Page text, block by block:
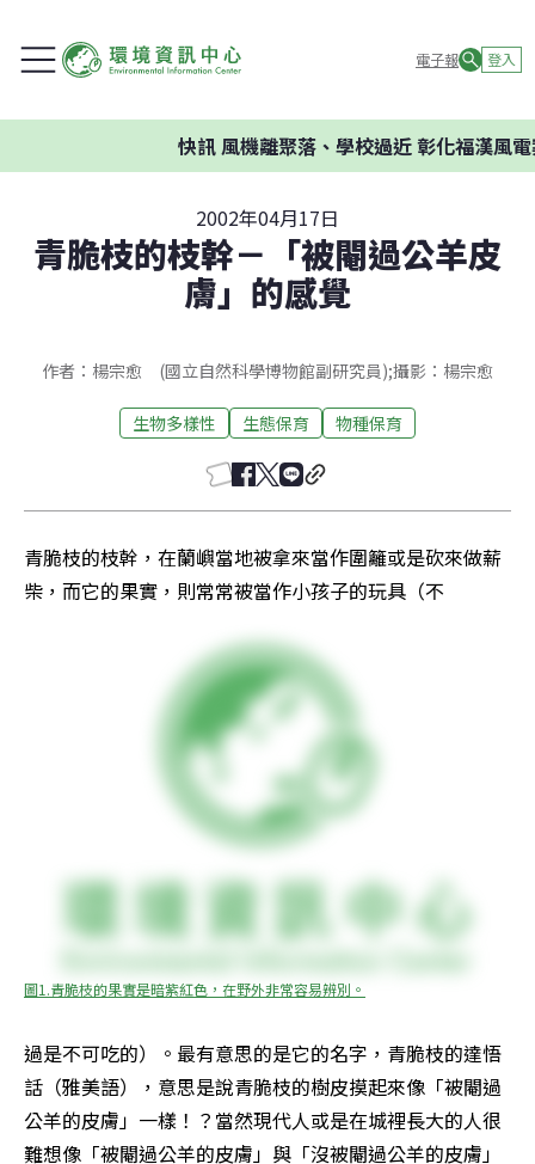
電子報 登入
快訊風機離聚落、學校過近 彰化福漢風電
2002年04月17日
青脆枝的枝幹－「被閹過公羊皮
膚」的感覺
作者：楊宗愈 (國立自然科學博物館副研究員);攝影：楊宗愈
生物多樣性 生態保育 物種保育
青脆枝的枝幹，在蘭嶼當地被拿來當作圍籬或是砍來做薪
柴，而它的果實，則常常被當作小孩子的玩具（不
圖1.青脆枝的果實是暗紫紅色，在野外非常容易辨別。
過是不可吃的）。最有意思的是它的名字，青脆枝的達悟
話（雅美語），意思是說青脆枝的樹皮摸起來像「被閹過
公羊的皮膚」一樣！？當然現代人或是在城裡長大的人很
難想像「被閹過公羊的皮膚」與「沒被閹過公羊的皮膚」